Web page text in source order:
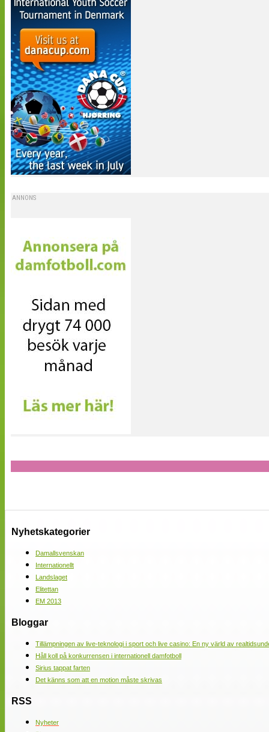
ANNONS
Nyhetskategorier
Damallsvenskan
Internationellt
Landslaget
Elitettan
EM 2013
Bloggar
Tillämpningen av live-teknologi i sport och live casino: En ny värld av
Håll koll på konkurrensen i internationell damfotboll
Sirius tappat farten
Det känns som att en motion måste skrivas
RSS
Nyheter